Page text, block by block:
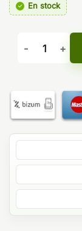
En stock
Aroma Don